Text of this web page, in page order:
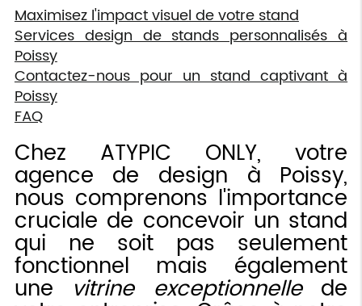
Maximisez l'impact visuel de votre stand
Services design de stands personnalisés à
Poissy
Contactez-nous pour un stand captivant à
Poissy
FAQ
Chez ATYPIC ONLY, votre
agence de design à Poissy,
nous comprenons l'importance
cruciale de concevoir un stand
qui ne soit pas seulement
fonctionnel mais également
une vitrine exceptionnellede